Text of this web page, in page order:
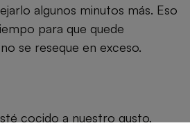
algunos minutos más. Eso
para que quede
se reseque en exceso.
cocido a nuestro gusto,